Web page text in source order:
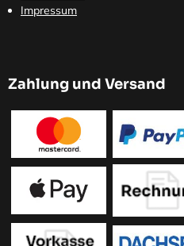
Impressum
Zahlung und Versand